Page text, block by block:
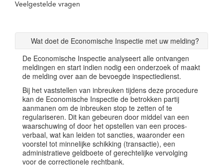
Veelgestelde vragen
Wat doet de Economische Inspectie met uw melding?
De Economische Inspectie analyseert alle ontvangen
meldingen en start indien nodig een onderzoek of maakt
de melding over aan de bevoegde inspectiedienst.
Bij het vaststellen van inbreuken tijdens deze procedure
kan de Economische Inspectie de betrokken partij
aanmanen om de inbreuken stop te zetten of te
regulariseren. Dit kan gebeuren door middel van een
waarschuwing of door het opstellen van een proces-
verbaal, wat kan leiden tot sancties, waaronder een
voorstel tot minnelijke schikking (transactie), een
administratieve geldboete of gerechtelijke vervolging
voor de correctionele rechtbank.